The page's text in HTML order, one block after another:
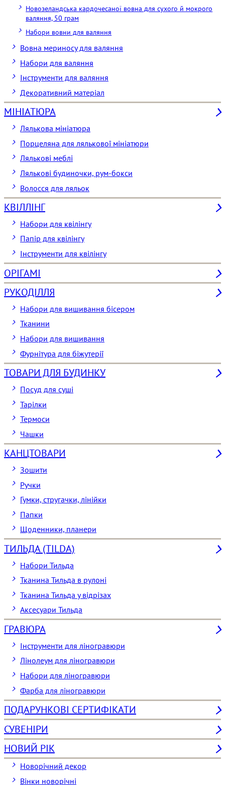
Новозеландська кардочесаної вовна для сухого й мокрого
валяння, 50 грам
Набори вовни для валяння
Вовна мериносу для валяння
Набори для валяння
Інструменти для валяння
Декоративний матеріал
МІНІАТЮРА
Лялькова мініатюра
Порцеляна для лялькової мініатюри
Лялькові меблі
Лялькові будиночки, рум-бокси
Волосся для ляльок
КВІЛЛІНГ
Набори для квілінгу
Папір для квілінгу
Інструменти для квілінгу
ОРІГАМІ
РУКОДІЛЛЯ
Набори для вишивання бісером
Тканини
Набори для вишивання
Фурнітура для біжутерії
ТОВАРИ ДЛЯ БУДИНКУ
Посуд для суші
Тарілки
Термоси
Чашки
КАНЦТОВАРИ
Зошити
Ручки
Гумки, стругачки, лінійки
Папки
Щоденники, планери
ТИЛЬДА (TILDA)
Набори Тильда
Тканина Тильда в рулоні
Тканина Тильда у відрізах
Аксесуари Тильда
ГРАВЮРА
Інструменти для ліногравюри
Лінолеум для ліногравюри
Набори для ліногравюри
Фарба для ліногравюри
ПОДАРУНКОВІ СЕРТИФІКАТИ
СУВЕНІРИ
НОВИЙ РІК
Новорічний декор
Вінки новорічні